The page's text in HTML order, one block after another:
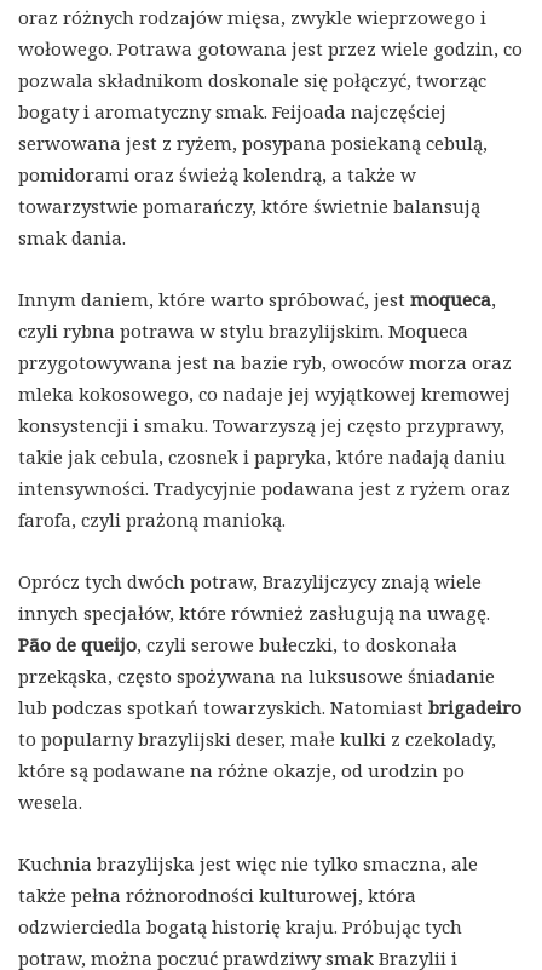
oraz różnych rodzajów mięsa, zwykle wieprzowego i
wołowego. Potrawa gotowana jest przez wiele godzin, co
pozwala składnikom doskonale się połączyć, tworząc
bogaty i aromatyczny smak. Feijoada najczęściej
serwowana jest z ryżem, posypana posiekaną cebulą,
pomidorami oraz świeżą kolendrą, a także w
towarzystwie pomarańczy, które świetnie balansują
smak dania.
Innym daniem, które warto spróbować, jest moqueca,
czyli rybna potrawa w stylu brazylijskim. Moqueca
przygotowywana jest na bazie ryb, owoców morza oraz
mleka kokosowego, co nadaje jej wyjątkowej kremowej
konsystencji i smaku. Towarzyszą jej często przyprawy,
takie jak cebula, czosnek i papryka, które nadają daniu
intensywności. Tradycyjnie podawana jest z ryżem oraz
farofa, czyli prażoną manioką.
Oprócz tych dwóch potraw, Brazylijczycy znają wiele
innych specjałów, które również zasługują na uwagę.
Pão de queijo, czyli serowe bułeczki, to doskonała
przekąska, często spożywana na luksusowe śniadanie
lub podczas spotkań towarzyskich. Natomiast brigadeiro
to popularny brazylijski deser, małe kulki z czekolady,
które są podawane na różne okazje, od urodzin po
wesela.
Kuchnia brazylijska jest więc nie tylko smaczna, ale
także pełna różnorodności kulturowej, która
odzwierciedla bogatą historię kraju. Próbując tych
potraw, można poczuć prawdziwy smak Brazylii i